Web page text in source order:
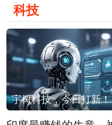
科技
宇树科技，今日打新！